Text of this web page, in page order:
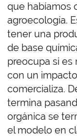
que habíamos
agroecología.
tener una
de base
preocupa si
con un
comercializa.
termina
orgánica se
el modelo en